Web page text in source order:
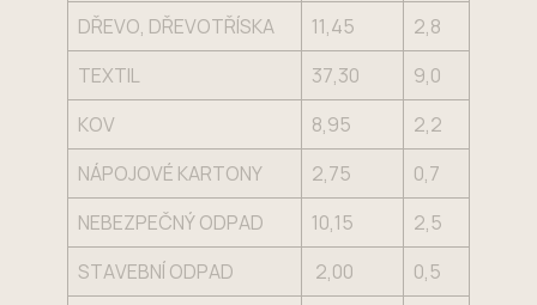
DŘEVO, DŘEVOTŘÍSKA
11,45
2,8
TEXTIL
37,30
9,0
KOV
8,95
2,2
NÁPOJOVÉ KARTONY
2,75
0,7
NEBEZPEČNÝ ODPAD
10,15
2,5
STAVEBNÍ ODPAD
2,00
0,5